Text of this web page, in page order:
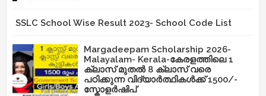
SSLC School Wise Result 2023- School Code List
Margadeepam Scholarship 2026-
Malayalam- Kerala-കേരളത്തിലെ 1
ക്ലാസ് മുതൽ 8 ക്ലാസ് വരെ
പഠിക്കുന്ന വിദ്യാർത്ഥികൾക്ക് 1500/-
സ്കോളർഷിപ്